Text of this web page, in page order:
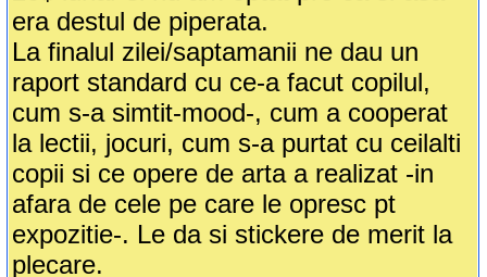
era destul de piperata.
La finalul zilei/saptamanii ne dau un
raport standard cu ce-a facut copilul,
cum s-a simtit-mood-, cum a cooperat
la lectii, jocuri, cum s-a purtat cu ceilalti
copii si ce opere de arta a realizat -in
afara de cele pe care le opresc pt
expozitie-. Le da si stickere de merit la
plecare.